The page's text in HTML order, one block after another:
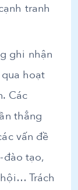
tranh
ghi nhận
hoạt
Các
thẳng
vấn đề
tạo,
Trách